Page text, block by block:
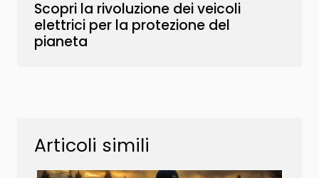
Scopri la rivoluzione dei veicoli
elettrici per la protezione del
pianeta
Articoli simili